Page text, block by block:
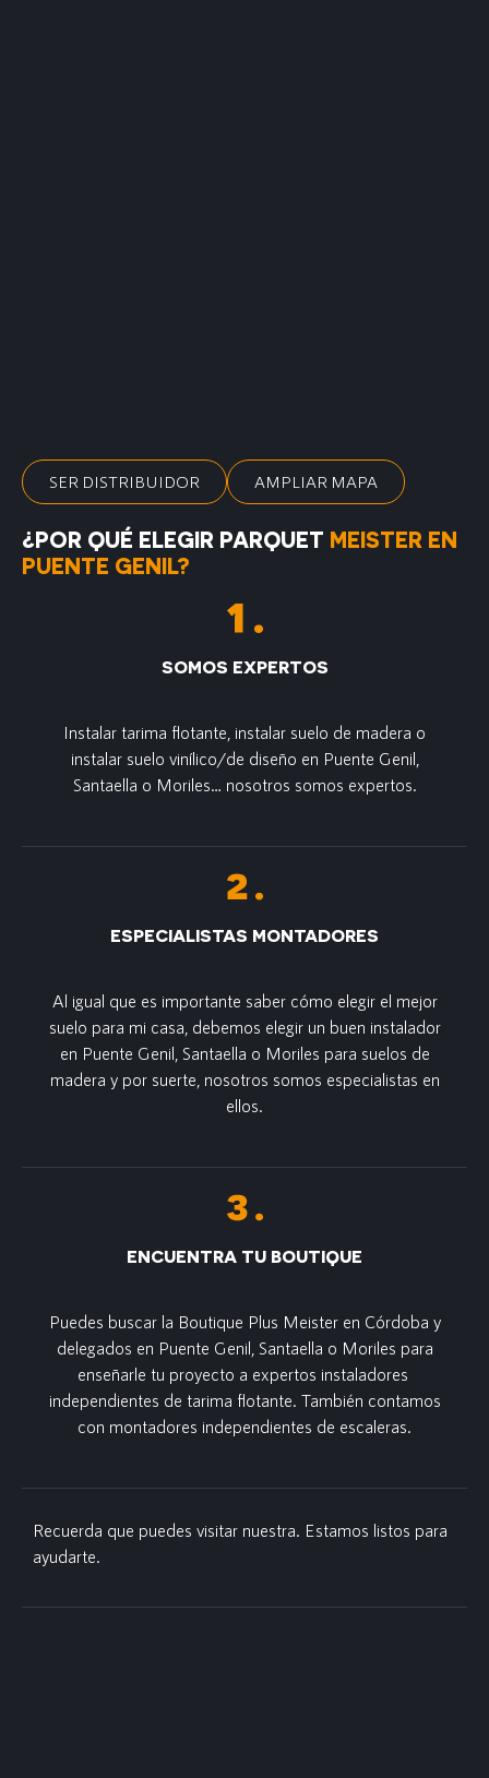
SER DISTRIBUIDOR AMPLIAR MAPA
¿POR QUÉ ELEGIR PARQUET MEISTER EN
PUENTE GENIL?
SOMOS EXPERTOS
Instalar tarima flotante, instalar suelo de madera o
instalar suelo vinílico/de diseño en Puente Genil,
Santaella o Moriles… nosotros somos expertos.
ESPECIALISTAS MONTADORES
Al igual que es importante saber cómo elegir el mejor
suelo para mi casa, debemos elegir un buen instalador
en Puente Genil, Santaella o Moriles para suelos de
madera y por suerte, nosotros somos especialistas en
ellos.
ENCUENTRA TU BOUTIQUE
Puedes buscar la Boutique Plus Meister en Córdoba y
delegados en Puente Genil, Santaella o Moriles para
enseñarle tu proyecto a expertos instaladores
independientes de tarima flotante. También contamos
con montadores independientes de escaleras.
Recuerda que puedes visitar nuestra. Estamos listos para
ayudarte.